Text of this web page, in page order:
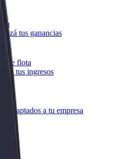
tus ganancias
de flota
tus ingresos
adaptados a tu empresa